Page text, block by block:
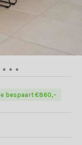
bespaart €860,-